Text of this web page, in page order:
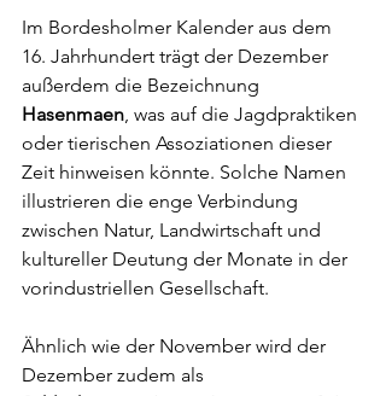
Im Bordesholmer Kalender aus dem
16. Jahrhundert trägt der Dezember
außerdem die Bezeichnung
Hasenmaen, was auf die Jagdpraktiken
oder tierischen Assoziationen dieser
Zeit hinweisen könnte. Solche Namen
illustrieren die enge Verbindung
zwischen Natur, Landwirtschaft und
kultureller Deutung der Monate in der
vorindustriellen Gesellschaft.
Ähnlich wie der November wird der
Dezember zudem als